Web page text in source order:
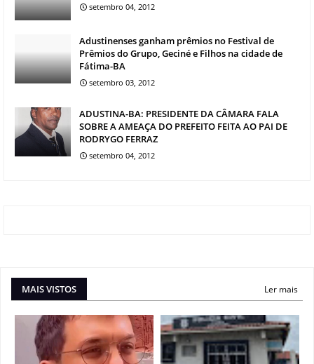
setembro 04, 2012
Adustinenses ganham prêmios no Festival de
Prêmios do Grupo, Geciné e Filhos na cidade de
Fátima-BA
setembro 03, 2012
ADUSTINA-BA: PRESIDENTE DA CÂMARA FALA
SOBRE A AMEAÇA DO PREFEITO FEITA AO PAI DE
RODRYGO FERRAZ
setembro 04, 2012
MAIS VISTOS Ler mais